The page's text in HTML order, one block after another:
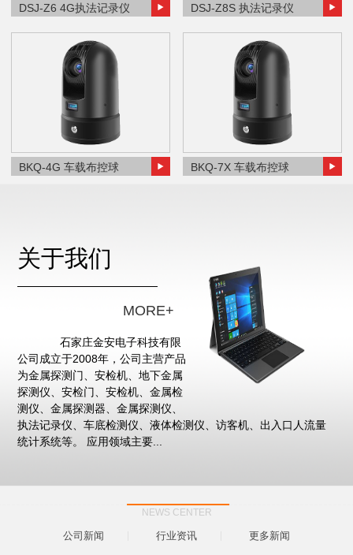
DSJ-Z6 4G执法记录仪 DSJ-Z8S 执法记录仪
BKQ-4G 车载布控球 BKQ-7X 车载布控球
关于我们
MORE+
石家庄金安电子科技有限
公司成立于2008年，公司主营产品
为金属探测门、安检机、地下金属
探测仪、安检门、安检机、金属检
测仪、金属探测器、金属探测仪、
执法记录仪、车底检测仪、液体检测仪、访客机、出入口人流量
统计系统等。 应用领域主要...
NEWS CENTER
公司新闻 行业资讯 更多新闻